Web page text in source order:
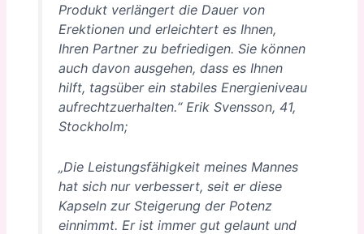
Produkt verlängert die Dauer von
Erektionen und erleichtert es Ihnen,
Ihren Partner zu befriedigen. Sie können
auch davon ausgehen, dass es Ihnen
hilft, tagsüber ein stabiles Energieniveau
aufrechtzuerhalten.“ Erik Svensson, 41,
Stockholm;
„Die Leistungsfähigkeit meines Mannes
hat sich nur verbessert, seit er diese
Kapseln zur Steigerung der Potenz
einnimmt. Er ist immer gut gelaunt und